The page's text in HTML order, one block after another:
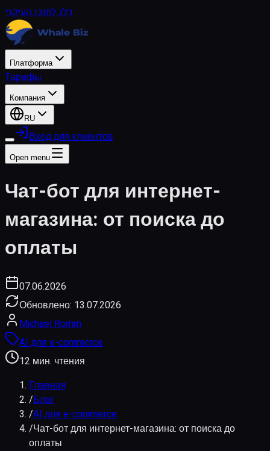
דלג לתוכן העיקרי
Платформа
Тарифы
Компания
RU
Вход для клиентов
Open menu
Чат-бот для интернет-
магазина: от поиска до
оплаты
07.06.2026
Обновлено: 13.07.2026
Michael Romm
AI для e-commerce
12 мин. чтения
Главная
/Блог
/AI для e-commerce
/Чат-бот для интернет-магазина: от поиска до
оплаты